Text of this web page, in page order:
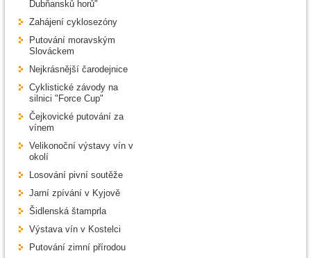
Dubňansků horů"
Zahájení cyklosezóny
Putování moravským
Slováckem
Nejkrásnější čarodejnice
Cyklistické závody na
silnici "Force Cup"
Čejkovické putování za
vínem
Velikonoční výstavy vín v
okolí
Losování pivní soutěže
Jarní zpívání v Kyjově
Šidlenská štamprla
Výstava vín v Kostelci
Putování zimní přírodou